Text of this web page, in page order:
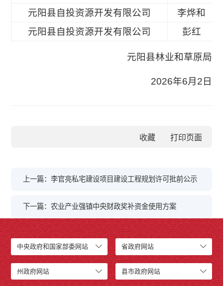
元阳县自投资源开发有限公司
李烨和
元阳县自投资源开发有限公司
彭红
元阳县林业和草原局
2026年6月2日
收藏
上一篇：李官亮私宅建设项目建设工程规划许可批前公示
下一篇：农业产业强镇中央财政奖补资金使用方案
中央政府和国家部委网站 省政府网站
州政府网站 县市政府网站